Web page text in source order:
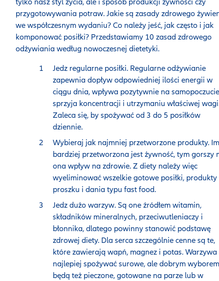
przygotowywania potraw. Jakie są zasady zdrowego
we współczesnym wydaniu? Co należy jeść, jak często i jak
komponować posiłki? Przedstawiamy 10 zasad zdrowego
odżywiania według nowoczesnej dietetyki.
Jedz regularne posiłki. Regularne odżywianie
zapewnia dopływ odpowiedniej ilości energii w
ciągu dnia, wpływa pozytywnie na
sprzyja koncentracji i utrzymaniu właściwej
Zaleca się, by spożywać od 3 do 5 posiłków
dziennie.
Wybieraj jak najmniej przetworzone produkty. Im
bardziej przetworzona jest żywność, tym gorszy
ona wpływ na zdrowie. Z diety należy więc
wyeliminować wszelkie gotowe posiłki, produkty
proszku i dania typu fast food.
Jedz dużo warzyw. Są one źródłem witamin,
składników mineralnych, przeciwutleniaczy i
błonnika, dlatego powinny stanowić podstawę
zdrowej diety. Dla serca szczególnie cenne są te,
które zawierają wapń, magnez i potas. Warzywa
najlepiej spożywać surowe, ale dobrym wyborem
będą też pieczone, gotowane na parze lub w